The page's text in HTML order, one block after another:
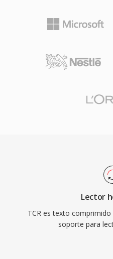
Lector
TCR es texto
soporte para